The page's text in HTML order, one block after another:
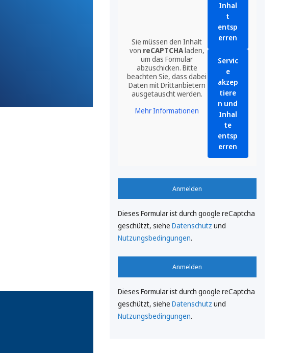
Sie müssen den Inhalt
von reCAPTCHAladen,
um das Formular
abzuschicken. Bitte
beachten Sie, dass dabei
Daten mit Drittanbietern
ausgetauscht werden.
Mehr Informationen
Inhal
t
entsp
erren
Servic
e
akzep
tiere
n und
Inhal
te
entsp
erren
Anmelden
Dieses Formular ist durch google reCaptcha
geschützt, siehe Datenschutz und
Nutzungsbedingungen.
Anmelden
Dieses Formular ist durch google reCaptcha
geschützt, siehe Datenschutz und
Nutzungsbedingungen.